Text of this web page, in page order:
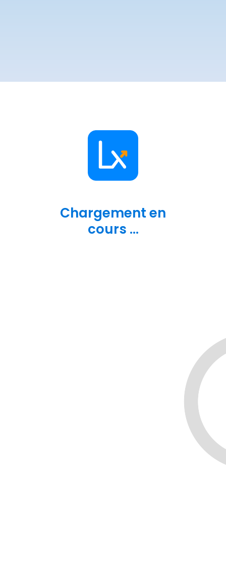
Chargement en
cours ...